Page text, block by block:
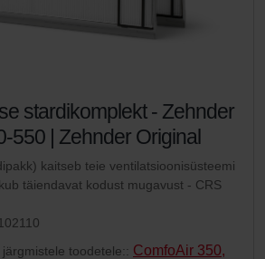
stardikomplekt - Zehnder
550 | Zehnder Original
kaitseb teie ventilatsioonisüsteemi
täiendavat kodust mugavust - CRS
toodetele:: ComfoAir 350,